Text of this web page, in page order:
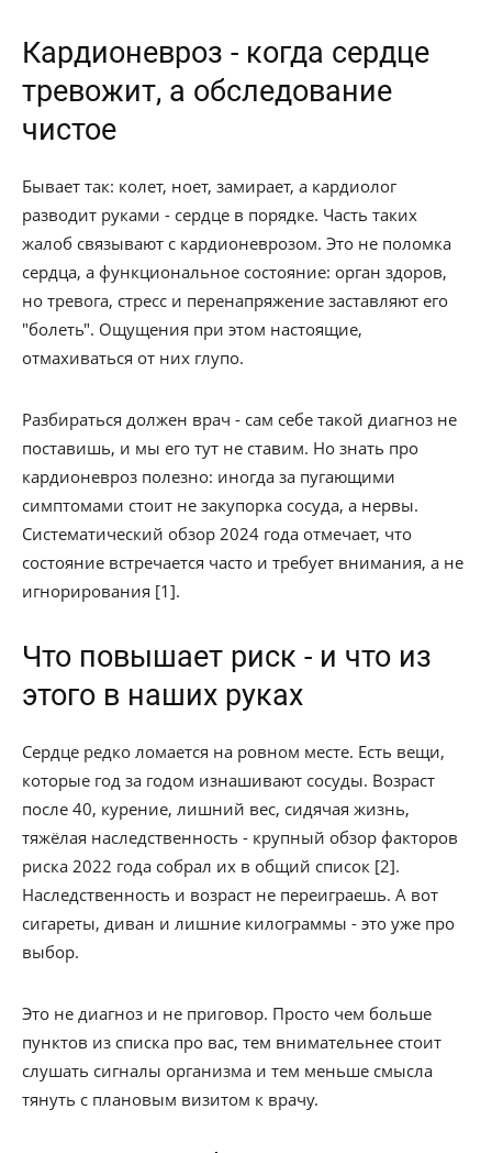
Кардионевроз - когда сердце
тревожит, а обследование
чистое
Бывает так: колет, ноет, замирает, а кардиолог
разводит руками - сердце в порядке. Часть таких
жалоб связывают с кардионеврозом. Это не поломка
сердца, а функциональное состояние: орган здоров,
но тревога, стресс и перенапряжение заставляют его
"болеть". Ощущения при этом настоящие,
отмахиваться от них глупо.
Разбираться должен врач - сам себе такой диагноз не
поставишь, и мы его тут не ставим. Но знать про
кардионевроз полезно: иногда за пугающими
симптомами стоит не закупорка сосуда, а нервы.
Систематический обзор 2024 года отмечает, что
состояние встречается часто и требует внимания, а не
игнорирования [1].
Что повышает риск - и что из
этого в наших руках
Сердце редко ломается на ровном месте. Есть вещи,
которые год за годом изнашивают сосуды. Возраст
после 40, курение, лишний вес, сидячая жизнь,
тяжёлая наследственность - крупный обзор факторов
риска 2022 года собрал их в общий список [2].
Наследственность и возраст не переиграешь. А вот
сигареты, диван и лишние килограммы - это уже про
выбор.
Это не диагноз и не приговор. Просто чем больше
пунктов из списка про вас, тем внимательнее стоит
слушать сигналы организма и тем меньше смысла
тянуть с плановым визитом к врачу.